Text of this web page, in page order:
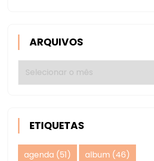
ARQUIVOS
Arquivos
ETIQUETAS
agenda (51) album (46)